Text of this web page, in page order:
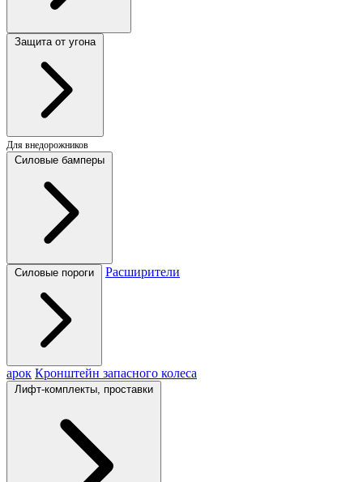
Защита от угона
Для внедорожников
Силовые бамперы
Силовые пороги Расширители
арок Кронштейн запасного колеса
Лифт-комплекты, проставки